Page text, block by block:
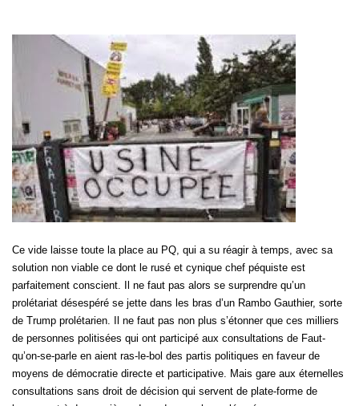
Ce vide laisse toute la place au PQ, qui a su réagir à temps, avec sa
solution non viable ce dont le rusé et cynique chef péquiste est
parfaitement conscient. Il ne faut pas alors se surprendre qu’un
prolétariat désespéré se jette dans les bras d’un Rambo Gauthier, sorte
de Trump prolétarien. Il ne faut pas non plus s’étonner que ces milliers
de personnes politisées qui ont participé aux consultations de Faut-
qu’on-se-parle en aient ras-le-bol des partis politiques en faveur de
moyens de démocratie directe et participative. Mais gare aux éternelles
consultations sans droit de décision qui servent de plate-forme de